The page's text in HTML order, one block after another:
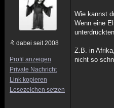
dabei seit 2008
Profil anzeigen
Private Nachricht
Link kopieren
Lesezeichen setzen
Wie kannst
Wenn eine
Z.B. in
nicht so